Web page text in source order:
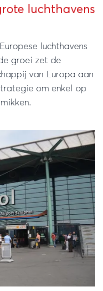
luchthavens
luchthavens
groei zet de
van Europa aan
om enkel op
te mikken.